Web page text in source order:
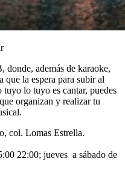
donde, además de karaoke,
que la espera para subir al
tuyo lo tuyo es cantar, puedes
organizan y realizar tu
col. Lomas Estrella.
22:00; jueves a sábado de